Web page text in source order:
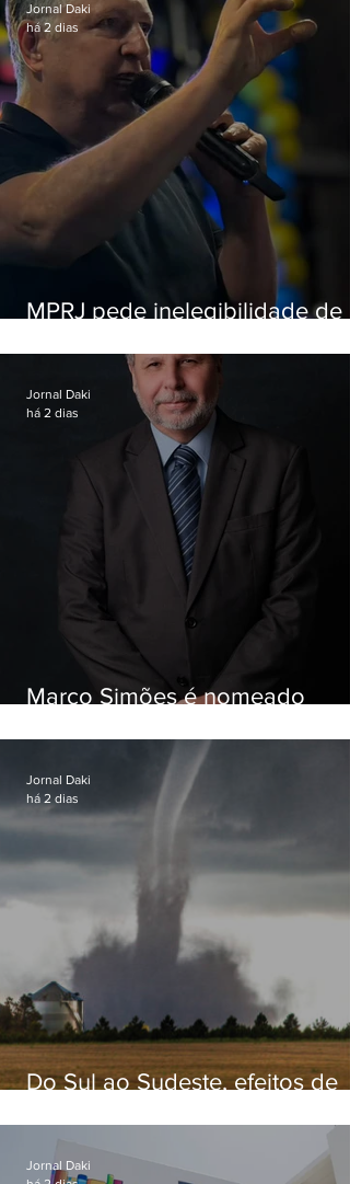
MPRJ pede inelegibilidade de
Jornal Daki
há 2 dias
Marco Simões é nomeado
Jornal Daki
há 2 dias
Do Sul ao Sudeste, efeitos de
apreensão na população
Jornal Daki
há 2 dias
Jornal Daki